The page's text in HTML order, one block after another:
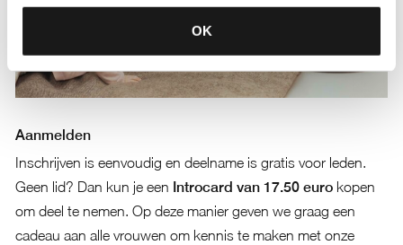
OK
Aanmelden
Inschrijven is eenvoudig en deelname is gratis voor leden.
Geen lid? Dan kun je een Introcard van 17.50 eurokopen
om deel te nemen. Op deze manier geven we graag een
cadeau aan alle vrouwen om kennis te maken met onze